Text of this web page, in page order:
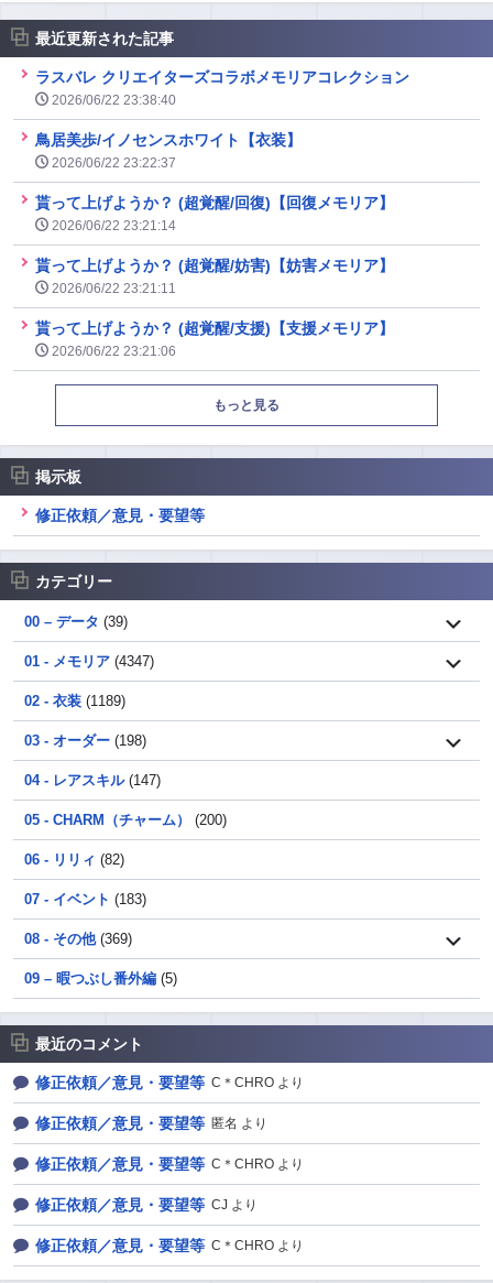
最近更新された記事
ラスバレ クリエイターズコラボメモリアコレクション
2026/06/22 23:38:40
鳥居美歩/イノセンスホワイト【衣装】
2026/06/22 23:22:37
貰って上げようか？ (超覚醒/回復)【回復メモリア】
2026/06/22 23:21:14
貰って上げようか？ (超覚醒/妨害)【妨害メモリア】
2026/06/22 23:21:11
貰って上げようか？ (超覚醒/支援)【支援メモリア】
2026/06/22 23:21:06
もっと見る
掲示板
修正依頼／意見・要望等
カテゴリー
00 – データ (39)
01 - メモリア (4347)
02 - 衣装 (1189)
03 - オーダー (198)
04 - レアスキル(147)
05 - CHARM（チャーム） (200)
06 - リリィ (82)
07 - イベント (183)
08 - その他(369)
09 – 暇つぶし番外編 (5)
最近のコメント
修正依頼／意見・要望等 C＊CHRO より
修正依頼／意見・要望等 匿名 より
修正依頼／意見・要望等 C＊CHRO より
修正依頼／意見・要望等 CJ より
修正依頼／意見・要望等 C＊CHRO より